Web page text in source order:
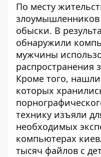
По месту
обыски. В
обнаружили
мужчины
распространения
Кроме того,
которых
технику изъяли
необходимых
компьютерах
тысяч файлов с